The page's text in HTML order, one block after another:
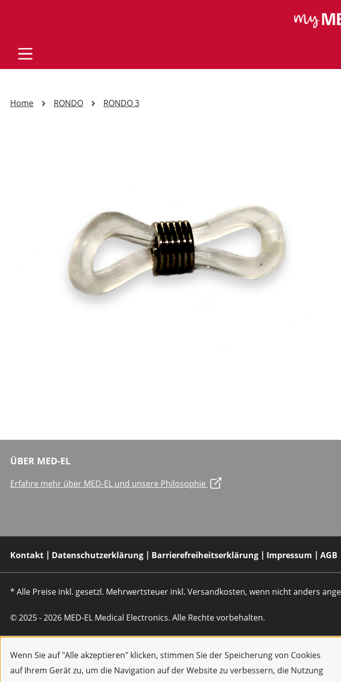
Wenn Sie auf "Alle akzeptieren" klicken, stimmen Sie der Speicherung von Cookies
auf Ihrem Gerät zu, um die Navigation auf der Website zu verbessern, die Nutzung
Home RONDO RONDO 3
ÜBER MED-EL
Erfahre mehr über MED-EL und unsere Philosophie
Kontakt Datenschutzerklärung Barrierefreiheitserklärung Impressum AGB
* Alle Preise inkl. gesetzl. Mehrwertsteuer inkl. Versandkosten, wenn nicht anders
© 2025 - 2026 MED-EL Medical Electronics. Alle Rechte vorbehalten.